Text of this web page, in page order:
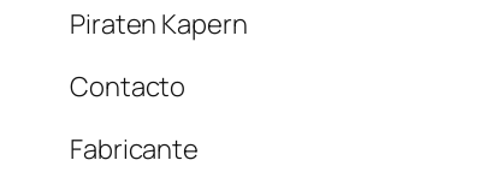
Piraten Kapern
Contacto
Fabricante